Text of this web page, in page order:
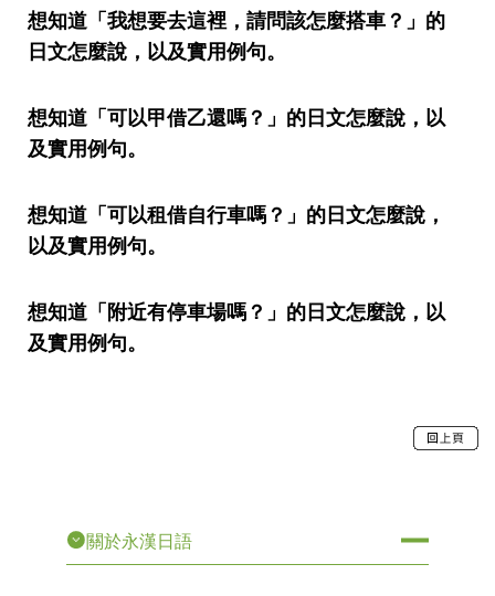
想知道「我想要去這裡，請問該怎麼搭車？」的
日文怎麼說，以及實用例句。
想知道「可以甲借乙還嗎？」的日文怎麼說，以
及實用例句。
想知道「可以租借自行車嗎？」的日文怎麼說，
以及實用例句。
想知道「附近有停車場嗎？」的日文怎麼說，以
及實用例句。
關於永漢日語